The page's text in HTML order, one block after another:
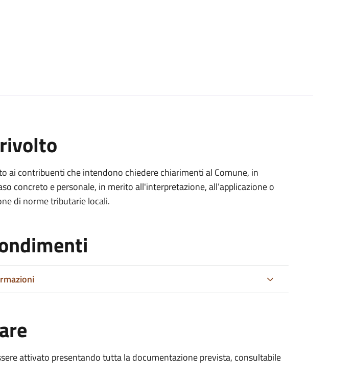
ai contribuenti che intendono chiedere chiarimenti al Comune, in
concreto e personale, in merito all'interpretazione, all’applicazione o
di norme tributarie locali.
attivato presentando tutta la documentazione prevista, consultabile